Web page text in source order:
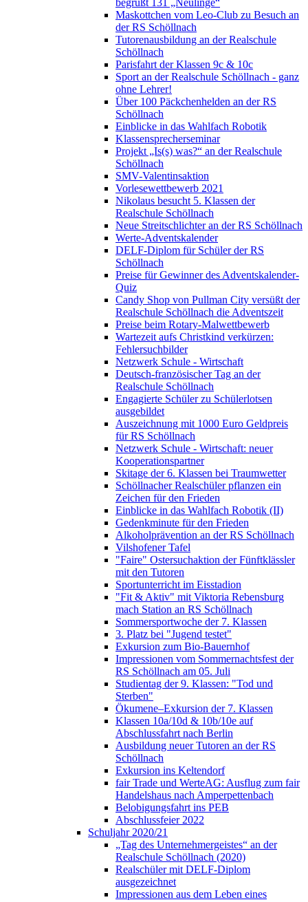
begrüßt 131 „Neulinge“
Maskottchen vom Leo-Club zu Besuch an
der RS Schöllnach
Tutorenausbildung an der Realschule
Schöllnach
Parisfahrt der Klassen 9c & 10c
Sport an der Realschule Schöllnach - ganz
ohne Lehrer!
Über 100 Päckchenhelden an der RS
Schöllnach
Einblicke in das Wahlfach Robotik
Klassensprecherseminar
Projekt „Is(s) was?“ an der Realschule
Schöllnach
SMV-Valentinsaktion
Vorlesewettbewerb 2021
Nikolaus besucht 5. Klassen der
Realschule Schöllnach
Neue Streitschlichter an der RS Schöllnach
Werte-Adventskalender
DELF-Diplom für Schüler der RS
Schöllnach
Preise für Gewinner des Adventskalender-
Quiz
Candy Shop von Pullman City versüßt der
Realschule Schöllnach die Adventszeit
Preise beim Rotary-Malwettbewerb
Wartezeit aufs Christkind verkürzen:
Fehlersuchbilder
Netzwerk Schule - Wirtschaft
Deutsch-französischer Tag an der
Realschule Schöllnach
Engagierte Schüler zu Schülerlotsen
ausgebildet
Auszeichnung mit 1000 Euro Geldpreis
für RS Schöllnach
Netzwerk Schule - Wirtschaft: neuer
Kooperationspartner
Skitage der 6. Klassen bei Traumwetter
Schöllnacher Realschüler pflanzen ein
Zeichen für den Frieden
Einblicke in das Wahlfach Robotik (II)
Gedenkminute für den Frieden
Alkoholprävention an der RS Schöllnach
Vilshofener Tafel
"Faire" Ostersuchaktion der Fünftklässler
mit den Tutoren
Sportunterricht im Eisstadion
"Fit & Aktiv" mit Viktoria Rebensburg
mach Station an RS Schöllnach
Sommersportwoche der 7. Klassen
3. Platz bei "Jugend testet"
Exkursion zum Bio-Bauernhof
Impressionen vom Sommernachtsfest der
RS Schöllnach am 05. Juli
Studientag der 9. Klassen: "Tod und
Sterben"
Ökumene–Exkursion der 7. Klassen
Klassen 10a/10d & 10b/10e auf
Abschlussfahrt nach Berlin
Ausbildung neuer Tutoren an der RS
Schöllnach
Exkursion ins Keltendorf
fair Trade und WerteAG: Ausflug zum fair
Handelshaus nach Amperpettenbach
Belobigungsfahrt ins PEB
Abschlussfeier 2022
Schuljahr 2020/21
„Tag des Unternehmergeistes“ an der
Realschule Schöllnach (2020)
Realschüler mit DELF-Diplom
ausgezeichnet
Impressionen aus dem Leben eines